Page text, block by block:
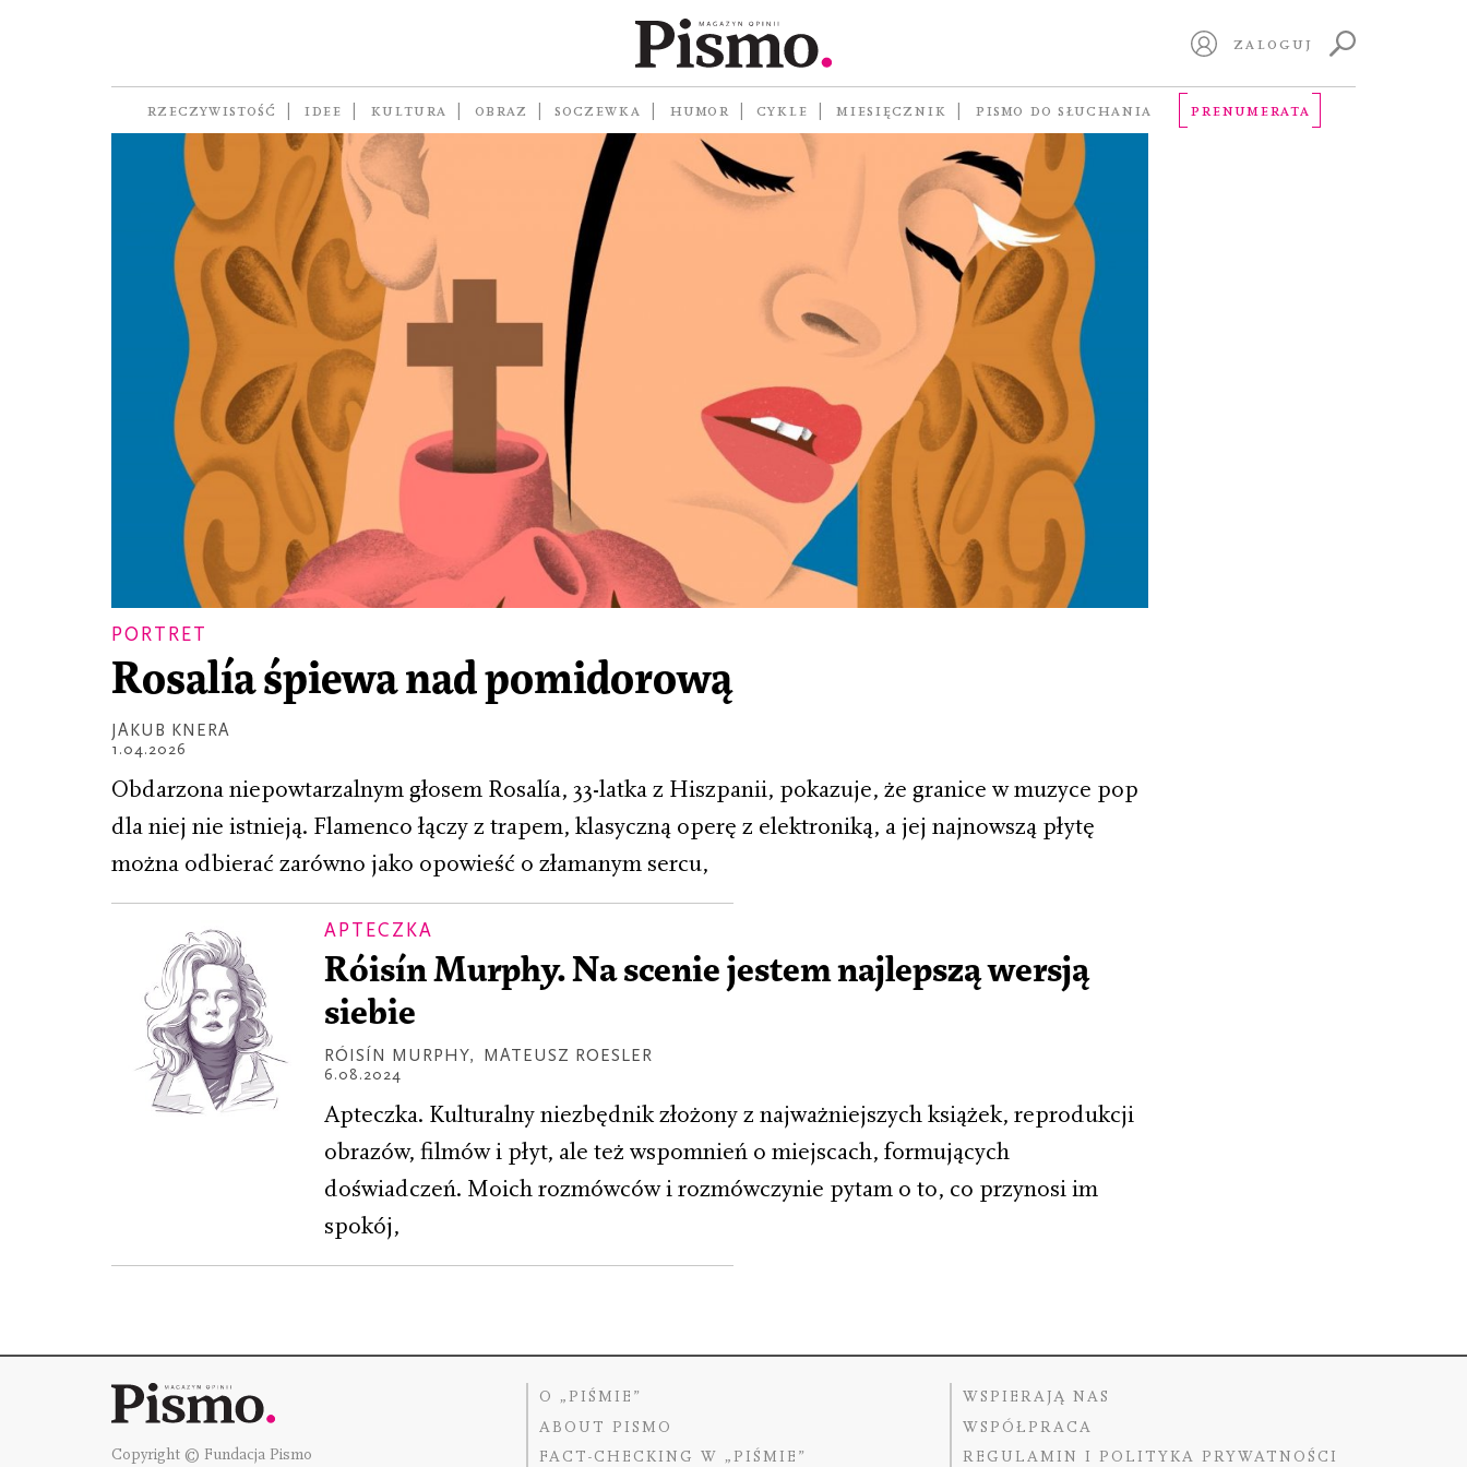
ZALOGUJ
RZECZYWISTOŚĆ IDEE KULTURA OBRAZ SOCZEWKA HUMOR CYKLE MIESIĘCZNIK PISMO DO SŁUCHANIA PRENUMERATA
PORTRET
Rosalía śpiewa nad pomidorową
JAKUB KNERA
1.04.2026
Obdarzona niepowtarzalnym głosem Rosalía, 33-latka z Hiszpanii, pokazuje, że granice w muzyce pop
dla niej nie istnieją. Flamenco łączy z trapem, klasyczną operę z elektroniką, a jej najnowszą płytę
można odbierać zarówno jako opowieść o złamanym sercu,
APTECZKA
Róisín Murphy. Na scenie jestem najlepszą wersją
siebie
RÓISÍN MURPHY, MATEUSZ ROESLER
6.08.2024
Apteczka. Kulturalny niezbędnik złożony z najważniejszych książek, reprodukcji
obrazów, filmów i płyt, ale też wspomnień o miejscach, formujących
doświadczeń. Moich rozmówców i rozmówczynie pytam o to, co przynosi im
spokój,
Copyright © Fundacja Pismo
O „PIŚMIE”
ABOUT PISMO
FACT-CHECKING W „PIŚMIE”
WSPIERAJĄ NAS
WSPÓŁPRACA
REGULAMIN I POLITYKA PRYWATNOŚCI